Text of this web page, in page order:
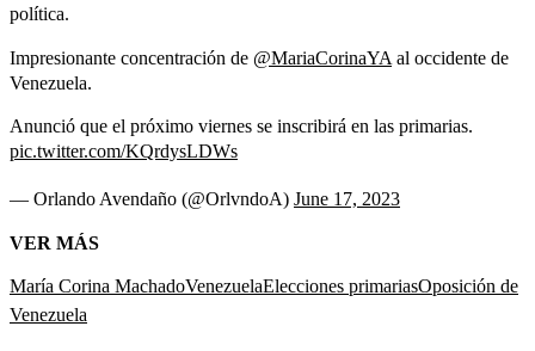
política.
Impresionante concentración de @MariaCorinaYA al occidente de
Venezuela.
Anunció que el próximo viernes se inscribirá en las primarias.
pic.twitter.com/KQrdysLDWs
— Orlando Avendaño (@OrlvndoA) June 17, 2023
VER MÁS
María Corina MachadoVenezuelaElecciones primariasOposición de
Venezuela